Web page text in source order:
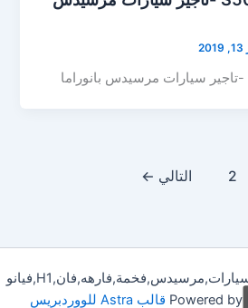
2 التالي ←
Copyright © 2026 ايجار,سيارات,مرسيدس,فخمة,فارهه,فان,H1,فيانو
قالب Astra للووردبريس